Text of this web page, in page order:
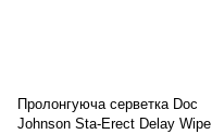
Пролонгуюча серветка Doc
Johnson Sta-Erect Delay Wipe